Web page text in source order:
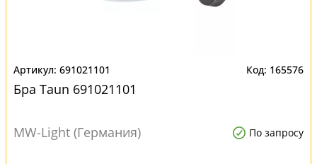
691021101 165576
Бра Taun 691021101
MW-Light (Германия) По запросу